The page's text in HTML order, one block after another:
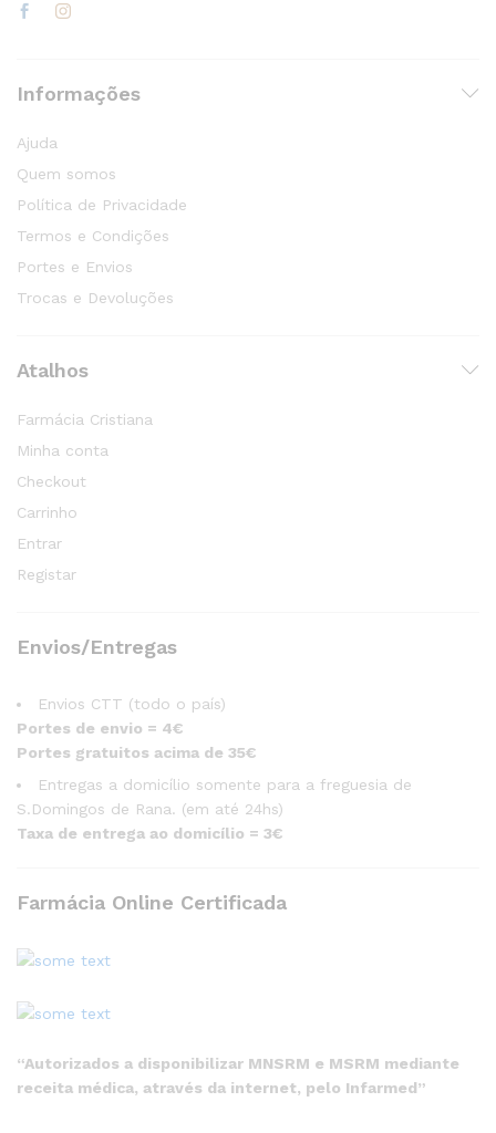
Informações
Ajuda
Quem somos
Política de Privacidade
Termos e Condições
Portes e Envios
Trocas e Devoluções
Atalhos
Farmácia Cristiana
Minha conta
Checkout
Carrinho
Entrar
Registar
Envios/Entregas
Envios CTT (todo o país)
Portes de envio = 4€
Portes gratuitos acima de 35€
Entregas a domicílio somente para a freguesia de
S.Domingos de Rana. (em até 24hs)
Taxa de entrega ao domicílio = 3€
Farmácia Online Certificada
“Autorizados a disponibilizar MNSRM e MSRM mediante
receita médica, através da internet, pelo Infarmed”